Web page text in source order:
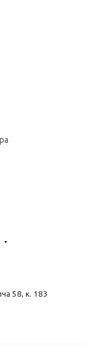
58, к. 183